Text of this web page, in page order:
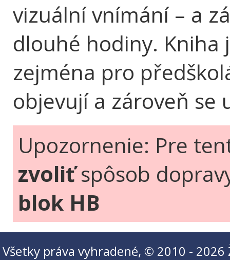
vizuální vnímání – a
dlouhé hodiny.
zejména pro
objevují a zároveň se
Upozornenie: Pre
zvoliťspôsob
blok HB
Všetky práva vyhradené, © 2010 -